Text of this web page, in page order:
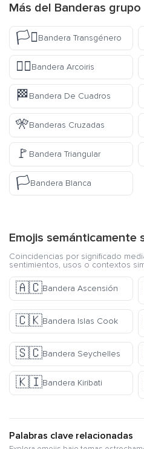
Más del Banderas grupo
🏳️‍⚧️Bandera Transgénero
🏳️‍🌈Bandera Arcoiris
🏁Bandera De Cuadros
🎌Banderas Cruzadas
🚩 Bandera Triangular
🏳️Bandera Blanca
Emojis semánticamente
Coincidencias por significado
sentimientos, usos o contextos
🇦🇨Bandera Ascensión
🇨🇰Bandera Islas Cook
🇸🇨Bandera Seychelles
🇰🇮Bandera Kiribati
Palabras clave relacionadas